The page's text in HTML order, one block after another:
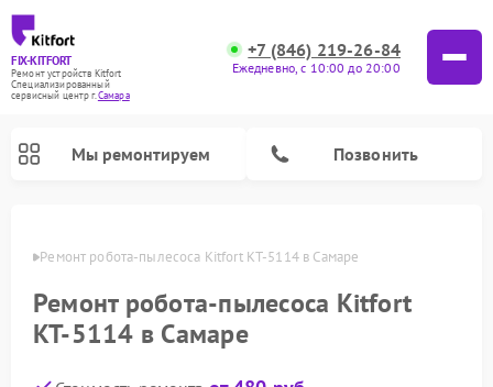
FIX-KITFORT
Ремонт устройств Kitfort
Специализированный
cервисный центр г.Самара
+7 (846) 219-26-84
Ежедневно, с 10:00 до 20:00
Мы ремонтируем Позвонить
Ремонт робота-пылесоса Kitfort КТ-5114 в Самаре
Ремонт робота-пылесоса Kitfort
КТ-5114 в Самаре